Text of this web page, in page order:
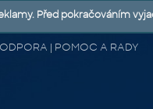
| POMOC A RADY
Před pokračováním